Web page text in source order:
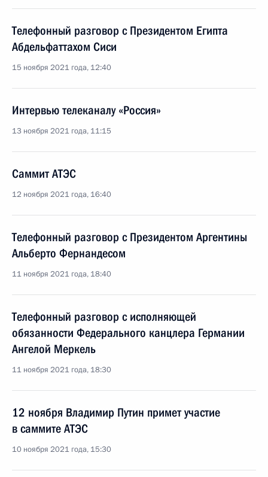
Телефонный разговор с Президентом Египта
Абдельфаттахом Сиси
15 ноября 2021 года, 12:40
Интервью телеканалу «Россия»
13 ноября 2021 года, 11:15
Саммит АТЭС
12 ноября 2021 года, 16:40
Телефонный разговор с Президентом Аргентины
Альберто Фернандесом
11 ноября 2021 года, 18:40
Телефонный разговор с исполняющей
обязанности Федерального канцлера Германии
Ангелой Меркель
11 ноября 2021 года, 18:30
12 ноября Владимир Путин примет участие
в саммите АТЭС
10 ноября 2021 года, 15:30